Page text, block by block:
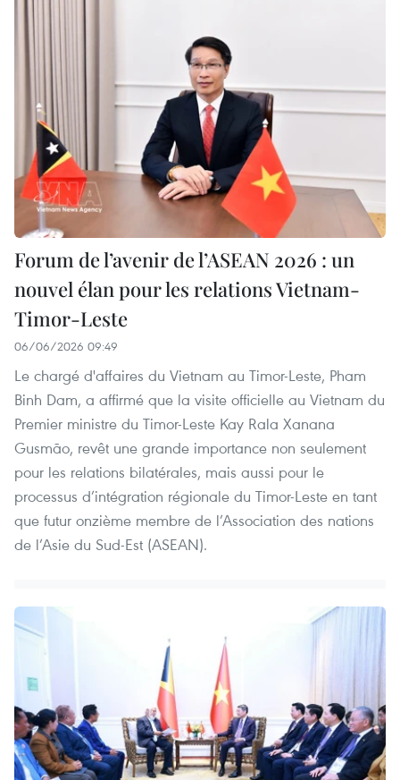
Forum de l’avenir de l’ASEAN 2026 : un
nouvel élan pour les relations Vietnam-
Timor-Leste
06/06/2026 09:49
Le chargé d'affaires du Vietnam au Timor-Leste, Pham
Binh Dam, a affirmé que la visite officielle au Vietnam du
Premier ministre du Timor-Leste Kay Rala Xanana
Gusmão, revêt une grande importance non seulement
pour les relations bilatérales, mais aussi pour le
processus d’intégration régionale du Timor-Leste en tant
que futur onzième membre de l’Association des nations
de l’Asie du Sud-Est (ASEAN).